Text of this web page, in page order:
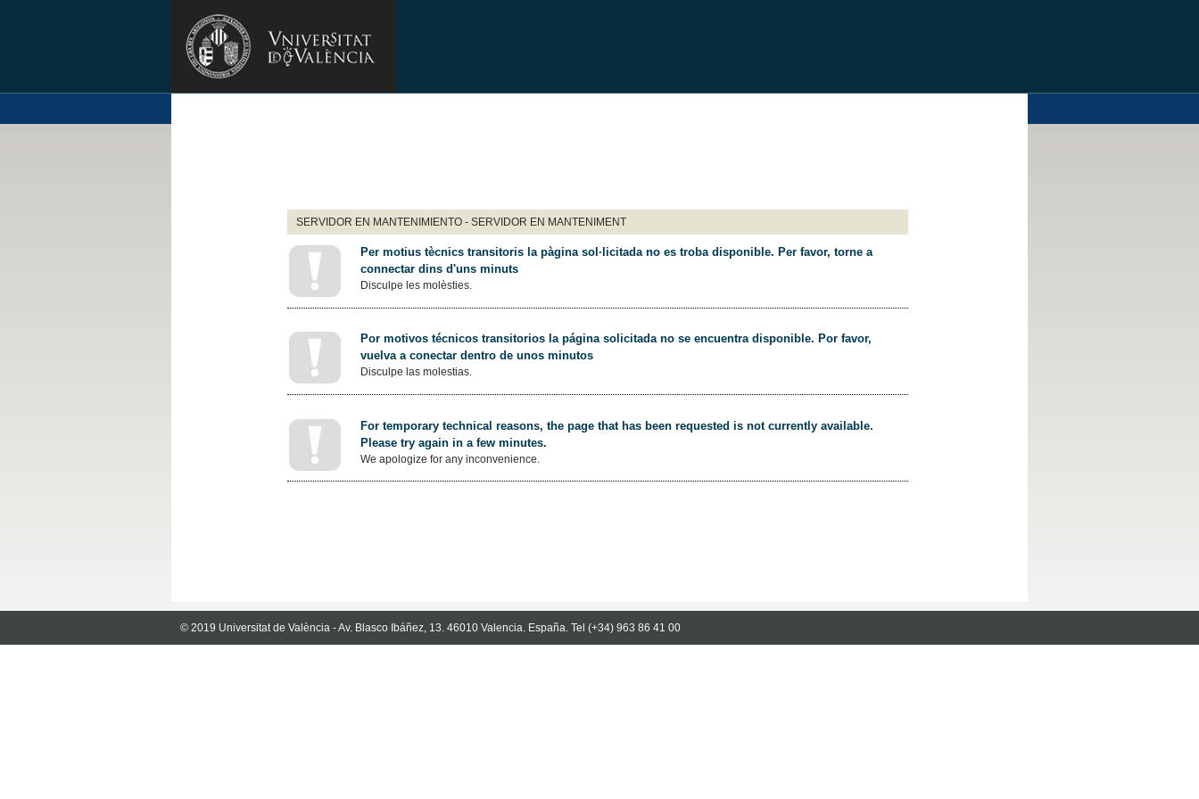
SERVIDOR EN MANTENIMIENTO - SERVIDOR EN MANTENIMENT
Per motius tècnics transitoris la pàgina sol·licitada no es troba disponible. Per favor, torne a
connectar dins d'uns minuts
Disculpe les molèsties.
Por motivos técnicos transitorios la página solicitada no se encuentra disponible. Por favor,
vuelva a conectar dentro de unos minutos
Disculpe las molestias.
For temporary technical reasons, the page that has been requested is not currently available.
Please try again in a few minutes.
We apologize for any inconvenience.
© 2019 Universitat de València - Av. Blasco Ibáñez, 13. 46010 Valencia. España. Tel (+34) 963 86 41 00